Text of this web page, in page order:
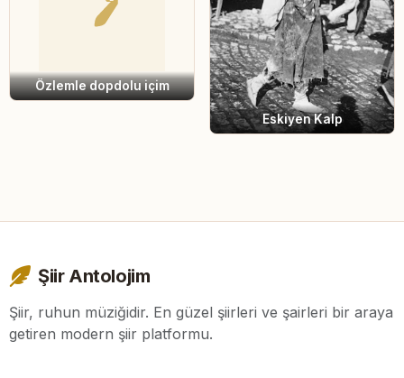
Özlemle dopdolu içim
Eskiyen Kalp
Şiir Antolojim
Şiir, ruhun müziğidir. En güzel şiirleri ve şairleri bir araya
getiren modern şiir platformu.